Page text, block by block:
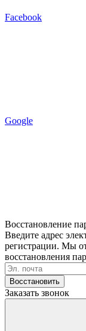
Facebook
Google
Восстановление
Введите адрес
регистрации. Мы
восстановления
Восстановить
Заказать звонок